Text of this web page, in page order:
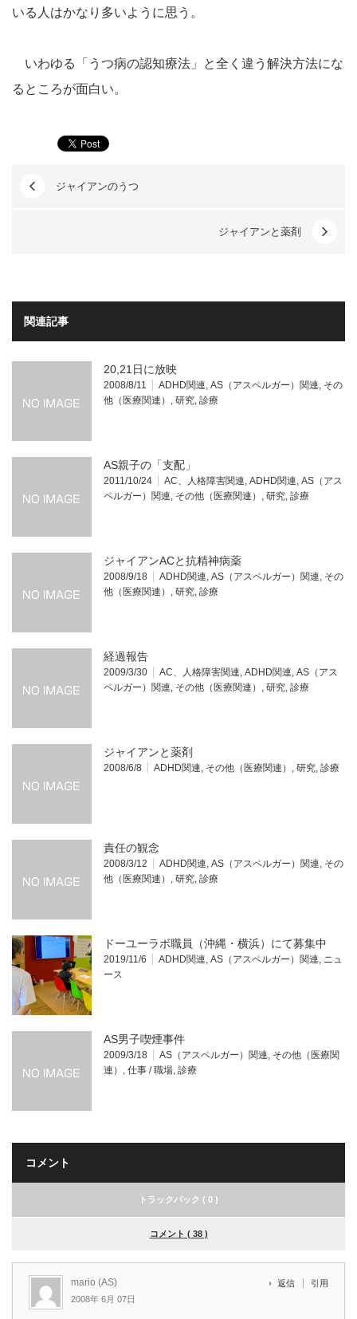
いる人はかなり多いように思う。
いわゆる「うつ病の認知療法」と全く違う解決方法にな
るところが面白い。
ジャイアンのうつ
ジャイアンと薬剤
関連記事
20,21日に放映
2008/8/11 ADHD関連, AS（アスペルガー）関連, その
他（医療関連） , 研究, 診療
AS親子の「支配」
2011/10/24 AC、人格障害関連, ADHD関連, AS（アス
ペルガー）関連, その他（医療関連） , 研究, 診療
ジャイアンACと抗精神病薬
2008/9/18 ADHD関連, AS（アスペルガー）関連, その
他（医療関連） , 研究, 診療
経過報告
2009/3/30 AC、人格障害関連, ADHD関連, AS（アス
ペルガー）関連, その他（医療関連） , 研究, 診療
ジャイアンと薬剤
2008/6/8 ADHD関連, その他（医療関連） , 研究, 診療
責任の観念
2008/3/12 ADHD関連, AS（アスペルガー）関連, その
他（医療関連） , 研究, 診療
ドーユーラボ職員（沖縄・横浜）にて募集中
2019/11/6 ADHD関連, AS（アスペルガー）関連, ニュ
ース
AS男子喫煙事件
2009/3/18 AS（アスペルガー）関連, その他（医療関
連） , 仕事 / 職場, 診療
コメント
トラックバック ( 0 )
コメント ( 38 )
mario (AS)
2008年 6月 07日
返信 引用